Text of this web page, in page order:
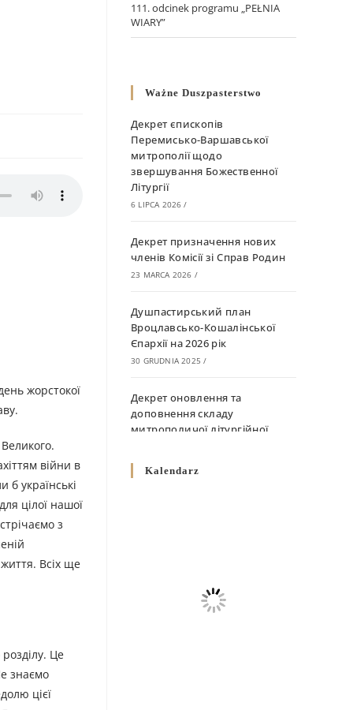
жорстокої
війни в
українські
цілої нашої
з
Всіх ще
Це
знаємо
цієї
111. odcinek programu „PEŁNIA
WIARY”
Ważne Duszpasterstwo
Декрет єпископів
Перемисько-Варшавської
митрополії щодо
звершування Божественної
Літургії
6 LIPCA 2026 /
Декрет призначення нових
членів Комісії зі Справ Родин
23 MARCA 2026 /
Душпастирський план
Вроцлавсько-Кошалінської
Єпархії на 2026 рік
30 GRUDNIA 2025 /
Декрет оновлення та
доповнення складу
митрополичої літургійної
10 GRUDNIA 2025
Декрет про відзначення
Великодня і всіх рухомих
Kalendarz